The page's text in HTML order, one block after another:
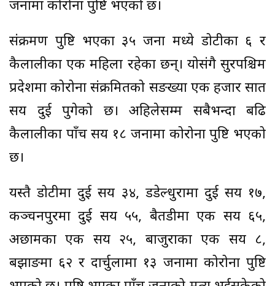
जनामा कोरोना पुष्टि भएको छ।
संक्रमण पुष्टि भएका ३५ जना मध्ये डोटीका ६ र
कैलालीका एक महिला रहेका छन्। योसंगै सुदूरपश्चिम
प्रदेशमा कोरोना संक्रमितको सङख्या एक हजार सात
सय दुई पुगेको छ। अहिलेसम्म सबैभन्दा बढि
कैलालीका पाँच सय १८ जनामा कोरोना पुष्टि भएको
छ।
यस्तै डोटीमा दुई सय ३४, डडेल्धुरामा दुई सय १७,
कञ्चनपुरमा दुई सय ५५, बैतडीमा एक सय ६५,
अछामका एक सय २५, बाजुराका एक सय ८,
बझाङमा ६२ र दार्चुलामा १३ जनामा कोरोना पुष्टि